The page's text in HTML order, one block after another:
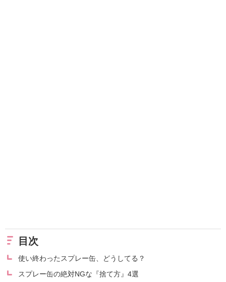
目次
使い終わったスプレー缶、どうしてる？
スプレー缶の絶対NGな『捨て方』4選